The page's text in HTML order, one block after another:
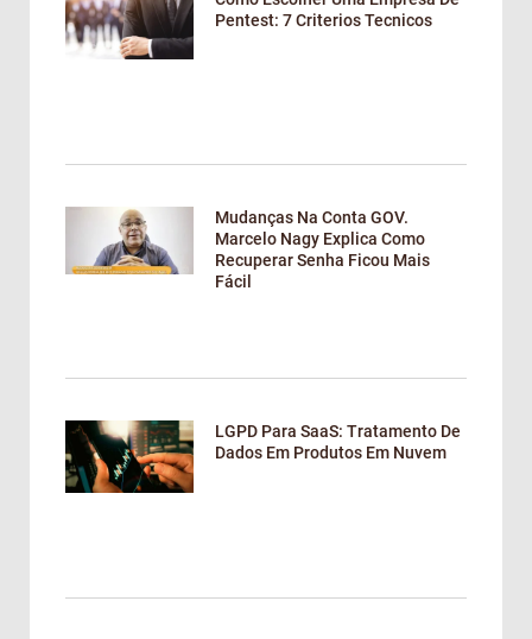
Pentest: 7 Criterios Tecnicos
Mudanças Na Conta GOV.
Marcelo Nagy Explica Como
Recuperar Senha Ficou Mais
Fácil
LGPD Para SaaS: Tratamento De
Dados Em Produtos Em Nuvem